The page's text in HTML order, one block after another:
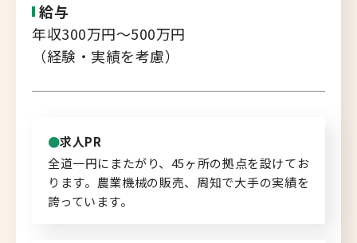
キャリアバンク
転職支援サービスのご案内
コンサルタント紹介
ログイン
北海道以外
給与
年収300万円～500万円
（経験・実績を考慮）
求人PR
全道一円にまたがり、45ヶ所の拠点を設けてお
ります。農業機械の販売、周知で大手の実績を
誇っています。